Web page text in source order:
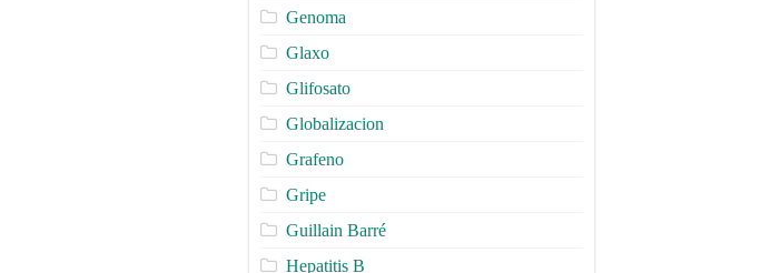
Genoma
Glaxo
Glifosato
Globalizacion
Grafeno
Gripe
Guillain Barré
Hepatitis B